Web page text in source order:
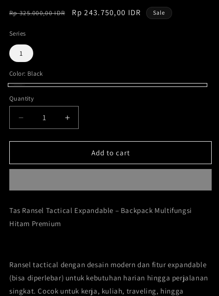
Regular
Rp 325.000,00 IDR
Sale
Rp 243.750,00 IDR Sale
Series
1
Color: Black
Quantity
Decrease
quantity
for
Backpack
FAB-
Increase
quantity
for
Flexzone
Backpack
FAB-
Add to cart
Tas Ransel Tactical Expandable – Backpack Multifungsi
Hitam Premium
Ransel tactical dengan desain modern dan fitur expandable
(bisa diperlebar) untuk kebutuhan harian hingga perjalanan
singkat. Cocok untuk kerja, kuliah, traveling, hingga